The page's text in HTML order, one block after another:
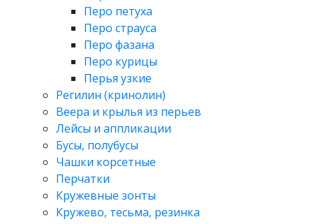
Перо петуха
Перо страуса
Перо фазана
Перо курицы
Перья узкие
Регилин (кринолин)
Веера и крылья из перьев
Лейсы и аппликации
Бусы, полубусы
Чашки корсетные
Перчатки
Кружевные зонты
Кружево, тесьма, резинка